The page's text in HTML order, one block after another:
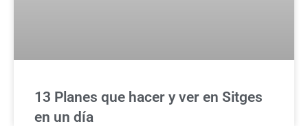
13 Planes que hacer y ver en Sitges
en un día